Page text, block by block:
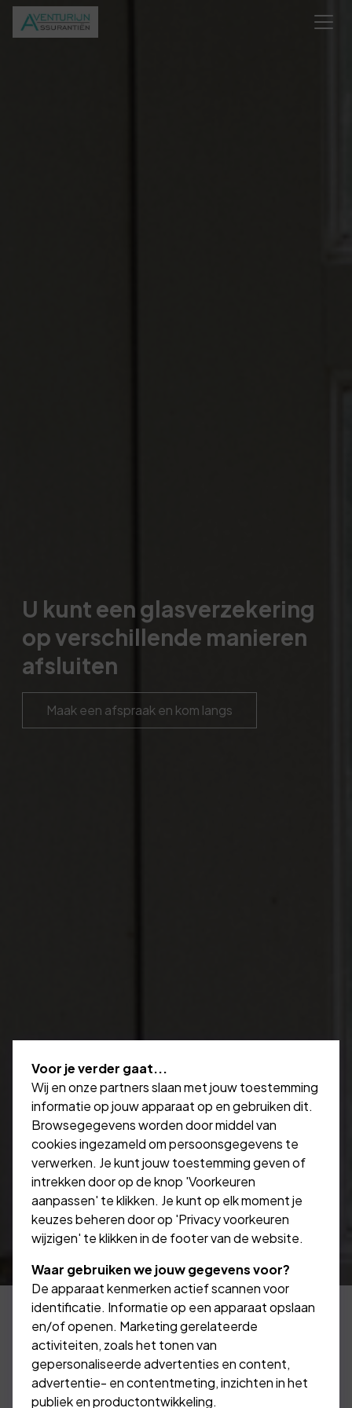
U kunt een glasverzekering
op verschillende manieren
afsluiten
Maak een afspraak en kom langs
Glasdekking afsluiten?
Voor je verder gaat...
Wij en onze partners slaan met jouw toestemming
informatie op jouw apparaat op en gebruiken dit.
Browsegegevens worden door middel van
cookies ingezameld om persoonsgegevens te
verwerken. Je kunt jouw toestemming geven of
intrekken door op de knop 'Voorkeuren
aanpassen' te klikken. Je kunt op elk moment je
keuzes beheren door op 'Privacy voorkeuren
wijzigen' te klikken in de footer van de website.
Waar gebruiken we jouw gegevens voor?
De apparaat kenmerken actief scannen voor
identificatie. Informatie op een apparaat opslaan
en/of openen. Marketing gerelateerde
activiteiten, zoals het tonen van
gepersonaliseerde advertenties en content,
advertentie- en contentmeting, inzichten in het
publiek en productontwikkeling.